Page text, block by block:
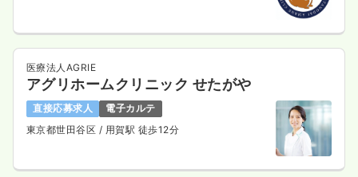
医療法人AGRIE
アグリホームクリニック せたがや
直接応募求人
電子カルテ
東京都世田谷区 / 用賀駅 徒歩12分